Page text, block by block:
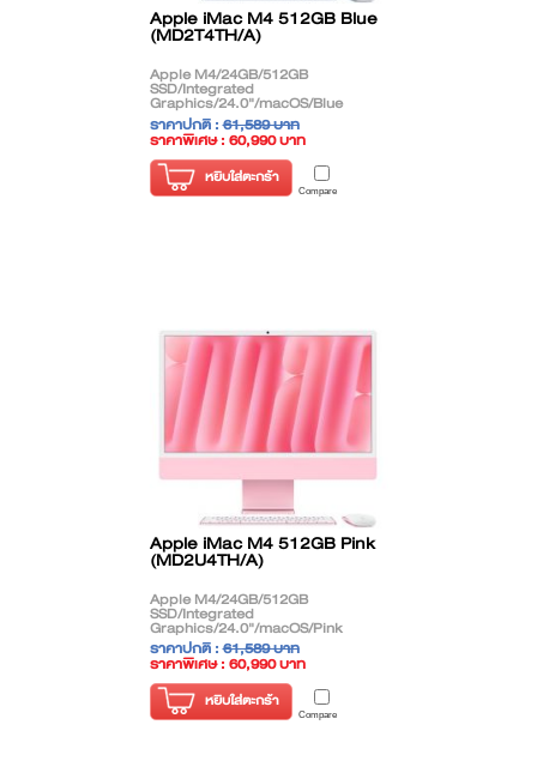
Apple iMac M4 512GB Blue
(MD2T4TH/A)
Apple M4/24GB/512GB
SSD/Integrated
Graphics/24.0"/macOS/Blue
ราคาปกติ :61,589 บาท
ราคาพิเศษ : 60,990 บาท
( ราคาไม่รวมภาษี )
หยิบใส่ตะกร้า
Compare
Apple iMac M4 512GB Pink
(MD2U4TH/A)
Apple M4/24GB/512GB
SSD/Integrated
Graphics/24.0"/macOS/Pink
ราคาปกติ :61,589 บาท
ราคาพิเศษ : 60,990 บาท
( ราคาไม่รวมภาษี )
หยิบใส่ตะกร้า
Compare